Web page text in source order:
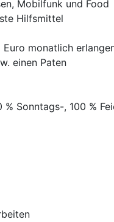
Mobilfunk und Food
Hilfsmittel
monatlich
einen Paten
Sonntags-, 100 %